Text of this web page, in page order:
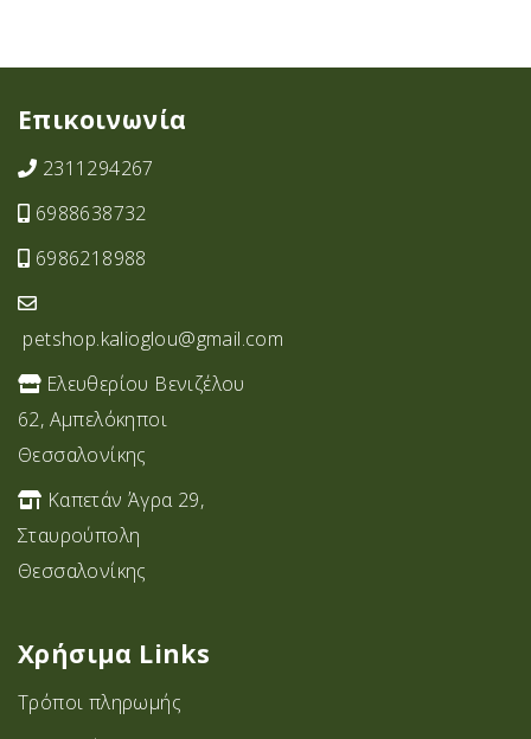
Επικοινωνία
2311294267
6988638732
6986218988
petshop.kalioglou@gmail.com
Ελευθερίου Βενιζέλου
62, Αμπελόκηποι
Θεσσαλονίκης
Καπετάν Άγρα 29,
Σταυρoύπολη
Θεσσαλονίκης
Χρήσιμα Links
Τρόποι πληρωμής